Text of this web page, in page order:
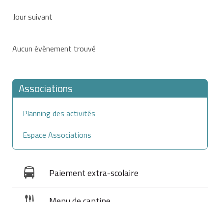
Jour suivant
Aucun évènement trouvé
Associations
Planning des activités
Espace Associations
Paiement extra-scolaire